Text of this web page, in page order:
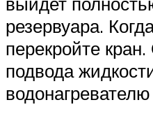
резервуара.
перекройте
подвода